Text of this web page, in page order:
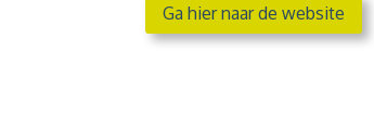
Ga hier naar de website